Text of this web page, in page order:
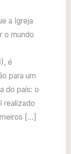
a Igreja
o mundo
é
para um
do país: o
realizado
[…]